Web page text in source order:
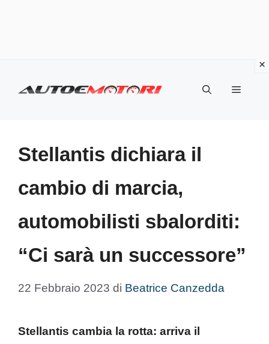
Menu
Stellantis dichiara il
cambio di marcia,
automobilisti sbalorditi:
“Ci sarà un successore”
22 Febbraio 2023 di Beatrice Canzedda
Stellantis cambia la rotta: arriva il